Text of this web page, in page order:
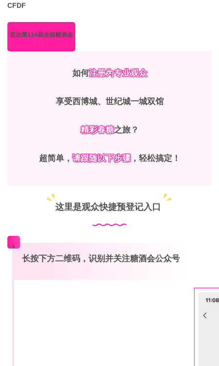
CFDF
直达第114届全国糖酒会
如何注册为专业观众
享受西博城、世纪城一城双馆
精彩春糖之旅？
超简单，请跟随以下步骤，轻松搞定！
这里是观众快捷预登记入口
1
长按下方二维码，识别并关注糖酒会公众号